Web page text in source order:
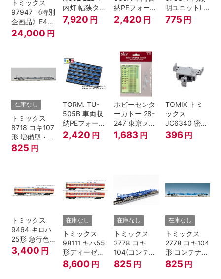
トミックス
97947 《特別
企画品》E4系
上越新幹線 新
塗装・ラスト
24,000 円
内灯 幅狭タイ
プ・白色 10本
鉄道模型
7,920 円
納PEフォーム
12両用 (ライ
トグレー) 2枚
2,420 円
明ユニットLC
(白色)
775 円
在庫なし
トミックス
8718 コキ107
形 増備型・コ
ンテナなし Ｎ
825 円
TORM. TU-
505B 車両収
納PEフォーム
12両用 (ダー
クグレー) 2枚
2,420 円
ホビーセンタ
ーカトー 28-
247 東京メト
ロ半蔵門線
18000系グレ
1,683 円
TOMIX トミ
ックス
JC6340 密連
形TNカプラー
(SP・グレ
ジ
396 円
トミックス
9464 キロハ
25形 急行色･
一段窓 Nゲー
ジ
3,400 円
在庫なし
トミックス
98111 キハ55
形ディーゼル
カー 急行色･
一段窓 2両セ
8,600 円
在庫なし
トミックス
2778 コキ
104(コンテナ
無し) Nゲージ
825 円
在庫なし
トミックス
2778 コキ104
形 コンテナな
し
825 円